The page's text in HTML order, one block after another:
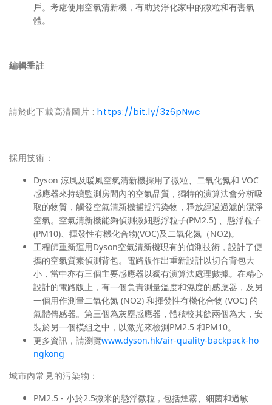
戶。考慮使用空氣清新機，有助於淨化家中的微粒和有害氣
體。
編輯垂註
請於此下載高清圖片 :https://bit.ly/3z6pNwc
採用技術：
Dyson 涼風及暖風空氣清新機採用了微粒、二氧化氮和 VOC
感應器來持續監測房間內的空氣品質，獨特的演算法會分析吸
取的物質，觸發空氣清新機捕捉污染物，釋放經過過濾的潔淨
空氣。空氣清新機能夠偵測微細懸浮粒子(PM2.5) 、懸浮粒子
(PM10)、揮發性有機化合物(VOC)及二氧化氮（NO2)。
工程師重新運用Dyson空氣清新機現有的偵測技術，設計了便
攜的空氣質素偵測背包。電路版作出重新設計以切合背包大
小，當中亦有三個主要感應器以獨有演算法處理數據。在精心
設計的電路版上，有一個負責測量溫度和濕度的感應器，及另
一個用作測量二氧化氮 (NO2) 和揮發性有機化合物 (VOC) 的
氣體傳感器。第三個為灰塵感應器，體積較其餘兩個為大，安
裝於另一個模組之中，以激光來檢測PM2.5 和PM10。
更多資訊，請瀏覽www.dyson.hk/air-quality-backpack-ho
ngkong
城市內常見的污染物：
PM2.5 - 小於2.5微米的懸浮微粒，包括煙霧、細菌和過敏